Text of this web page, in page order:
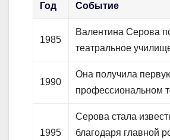
Год Событие
1985
Валентина Серова
театральное
1990
Она получила
профессиональном
1995
Серова стала
благодаря главной